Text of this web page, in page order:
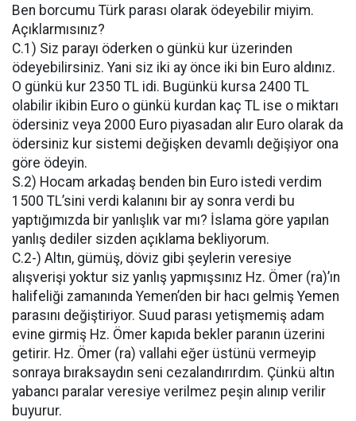
Ben borcumu Türk parası olarak ödeyebilir miyim.
Açıklarmısınız?
C.1) Siz parayı öderken o günkü kur üzerinden
ödeyebilirsiniz. Yani siz iki ay önce iki bin Euro aldınız.
O günkü kur 2350 TL idi. Bugünkü kursa 2400 TL
olabilir ikibin Euro o günkü kurdan kaç TL ise o miktarı
ödersiniz veya 2000 Euro piyasadan alır Euro olarak da
ödersiniz kur sistemi değişken devamlı değişiyor ona
göre ödeyin.
S.2) Hocam arkadaş benden bin Euro istedi verdim
1500 TL’sini verdi kalanını bir ay sonra verdi bu
yaptığımızda bir yanlışlık var mı? İslama göre yapılan
yanlış dediler sizden açıklama bekliyorum.
C.2-) Altın, gümüş, döviz gibi şeylerin veresiye
alışverişi yoktur siz yanlış yapmışsınız Hz. Ömer (ra)’ın
halifeliği zamanında Yemen’den bir hacı gelmiş Yemen
parasını değiştiriyor. Suud parası yetişmemiş adam
evine girmiş Hz. Ömer kapıda bekler paranın üzerini
getirir. Hz. Ömer (ra) vallahi eğer üstünü vermeyip
sonraya bıraksaydın seni cezalandırırdım. Çünkü altın
yabancı paralar veresiye verilmez peşin alınıp verilir
buyurur.